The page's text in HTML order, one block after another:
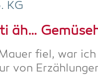
KG
äh…
fiel, war
von